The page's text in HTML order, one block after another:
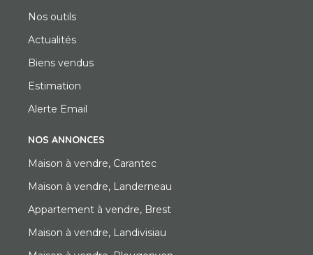
Nos outils
Actualités
Biens vendus
Estimation
Alerte Email
NOS ANNONCES
Maison à vendre, Carantec
Maison à vendre, Landerneau
Appartement à vendre, Brest
Maison à vendre, Landivisiau